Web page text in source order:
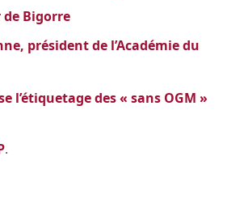
Bigorre
président de l’Académie du
l’étiquetage des « sans OGM »
.